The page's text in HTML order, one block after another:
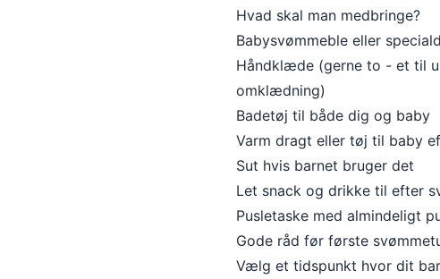
Hvad skal man medbringe?
Babysvømmeble eller
Håndklæde (gerne to - et til
omklædning)
Badetøj til både dig og baby
Varm dragt eller tøj til baby
Sut hvis barnet bruger det
Let snack og drikke til efter
Pusletaske med almindeligt
Gode råd før første
Vælg et tidspunkt hvor dit